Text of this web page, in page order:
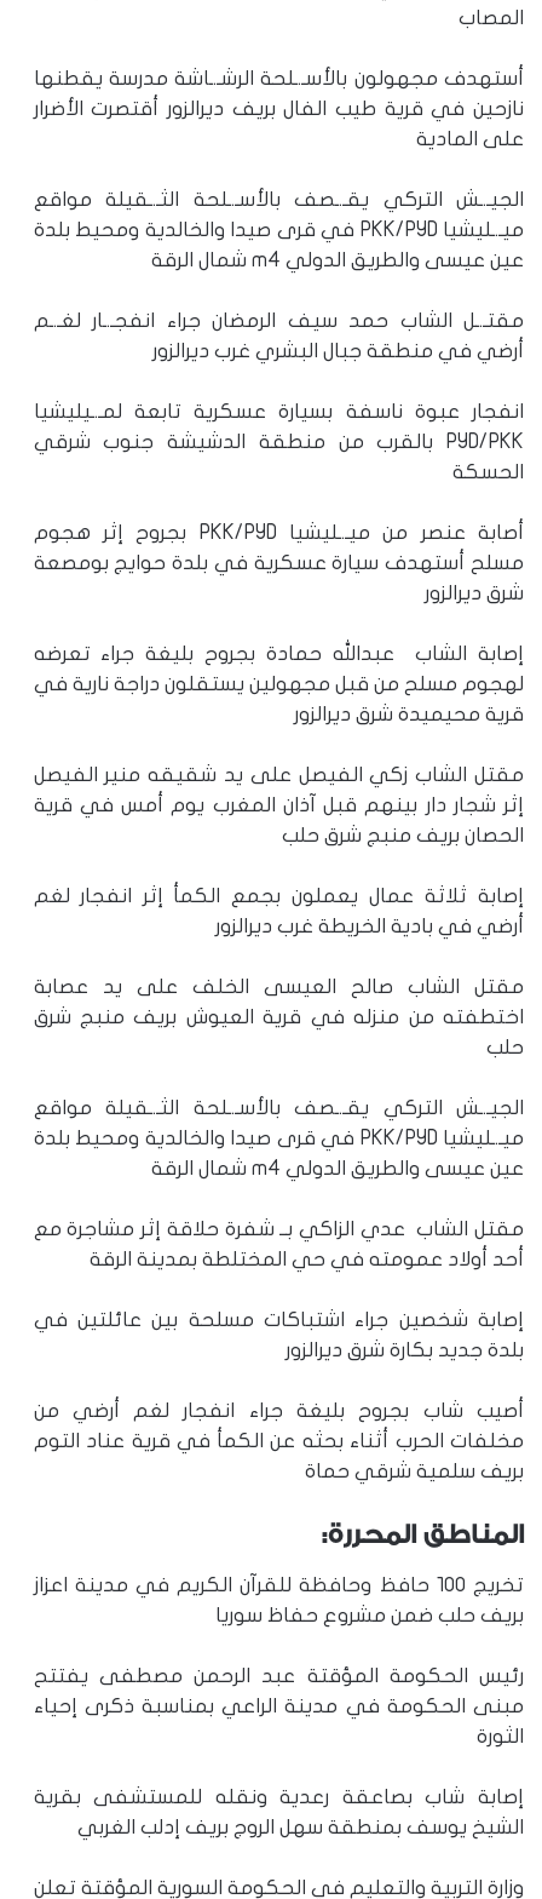
المصاب
أستهدف مجهولون بالأسـ.ـلحة الرشـ.ـاشة مدرسة يقطنها
نازحين في قرية طيب الفال بريف ديرالزور أقتصرت الأضرار
على المادية
الجيـ.ـش التركي يقـ.ـصف بالأسـ.ـلحة الثـ.ـقيلة مواقع
ميـ.ـليشيا PKK/PYD في قرى صيدا والخالدية ومحيط بلدة
عين عيسى والطريق الدولي m4 شمال الرقة
مقتـ.ـل الشاب حمد سيف الرمضان جراء انفجـ.ـار لغـ.ـم
أرضي في منطقة جبال البشري غرب ديرالزور
انفجار عبوة ناسفة بسيارة عسكرية تابعة لمـ.ـيليشيا
PYD/PKK بالقرب من منطقة الدشيشة جنوب شرقي
الحسكة
أصابة عنصر من ميـ.ـليشيا PKK/PYD بجروح إثر هجوم
مسلح أستهدف سيارة عسكرية في بلدة حوايج بومصعة
شرق ديرالزور
إصابة الشاب عبدالله حمادة بجروح بليغة جراء تعرضه
لهجوم مسلح من قبل مجهولين يستقلون دراجة نارية في
قرية محيميدة شرق ديرالزور
مقتل الشاب زكي الفيصل على يد شقيقه منير الفيصل
إثر شجار دار بينهم قبل آذان المغرب يوم أمس في قرية
الحصان بريف منبج شرق حلب
إصابة ثلاثة عمال يعملون بجمع الكمأ إثر انفجار لغم
أرضي في بادية الخريطة غرب ديرالزور
مقتل الشاب صالح العيسى الخلف على يد عصابة
اختطفته من منزله في قرية العيوش بريف منبج شرق
حلب
الجيـ.ـش التركي يقـ.ـصف بالأسـ.ـلحة الثـ.ـقيلة مواقع
ميـ.ـليشيا PKK/PYD في قرى صيدا والخالدية ومحيط بلدة
عين عيسى والطريق الدولي m4 شمال الرقة
مقتل الشاب عدي الزاكي بــ شفرة حلاقة إثر مشاجرة مع
أحد أولاد عمومته في حي المختلطة بمدينة الرقة
إصابة شخصين جراء اشتباكات مسلحة بين عائلتين في
بلدة جديد بكارة شرق ديرالزور
أصيب شاب بجروح بليغة جراء انفجار لغم أرضي من
مخلفات الحرب أثناء بحثه عن الكمأ في قرية عناد التوم
بريف سلمية شرقي حماة
المناطق المحررة:
تخريج ١٠٠ حافظ وحافظة للقرآن الكريم في مدينة اعزاز
بريف حلب ضمن مشروع حفاظ سوريا
رئيس الحكومة المؤقتة عبد الرحمن مصطفى يفتتح
مبنى الحكومة في مدينة الراعي بمناسبة ذكرى إحياء
الثورة
إصابة شاب بصاعقة رعدية ونقله للمستشفى بقرية
الشيخ يوسف بمنطقة سهل الروج بريف إدلب الغربي
وزارة التربية والتعليم في الحكومة السورية المؤقتة تعلن